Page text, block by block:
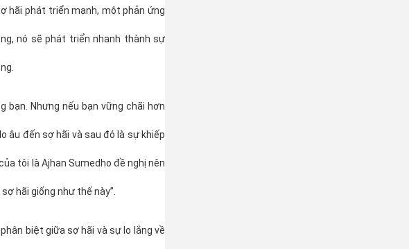
hãi phát triển mạnh, một phản ứng
nó sẽ phát triển nhanh thành sự
bạn. Nhưng nếu bạn vững chãi hơn
âu đến sợ hãi và sau đó là sự khiếp
tôi là Ajhan Sumedho đề nghị nên
hãi giống như thế này”.
biệt giữa sợ hãi và sự lo lắng về